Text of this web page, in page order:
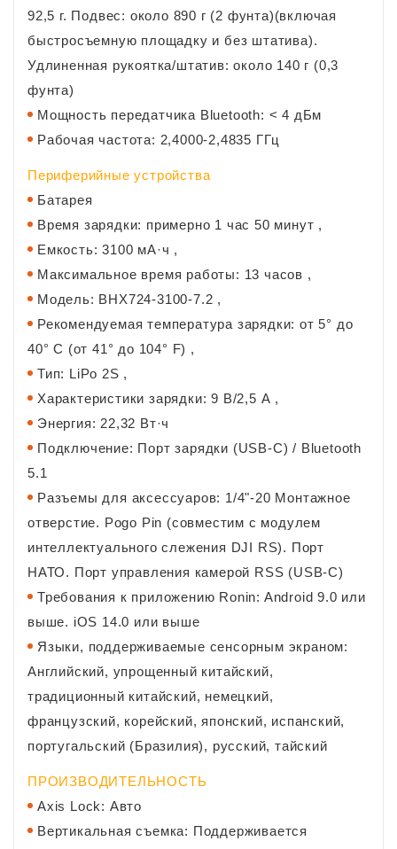
92,5 г. Подвес: около 890 г (2 фунта)(включая
быстросъемную площадку и без штатива).
Удлиненная рукоятка/штатив: около 140 г (0,3
фунта)
Мощность передатчика Bluetooth: < 4 дБм
Рабочая частота: 2,4000-2,4835 ГГц
Периферийные устройства
Батарея
Время зарядки: примерно 1 час 50 минут ,
Емкость: 3100 мА·ч ,
Максимальное время работы: 13 часов ,
Модель: BHX724-3100-7.2 ,
Рекомендуемая температура зарядки: от 5° до
40° C (от 41° до 104° F) ,
Тип: LiPo 2S ,
Характеристики зарядки: 9 В/2,5 А ,
Энергия: 22,32 Вт·ч
Подключение: Порт зарядки (USB-C) / Bluetooth
5.1
Разъемы для аксессуаров: 1/4"-20 Монтажное
отверстие. Pogo Pin (совместим с модулем
интеллектуального слежения DJI RS). Порт
НАТО. Порт управления камерой RSS (USB-C)
Требования к приложению Ronin: Android 9.0 или
выше. iOS 14.0 или выше
Языки, поддерживаемые сенсорным экраном:
Английский, упрощенный китайский,
традиционный китайский, немецкий,
французский, корейский, японский, испанский,
португальский (Бразилия), русский, тайский
ПРОИЗВОДИТЕЛЬНОСТЬ
Axis Lock: Авто
Вертикальная съемка: Поддерживается